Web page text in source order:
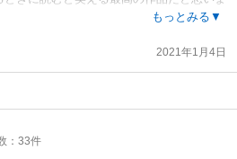
けど、テコ入れあったのかな？？？ 作品
もっとみる▼
2021年1月4日
：33件